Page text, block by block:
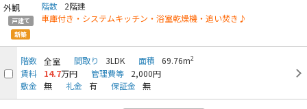
戸建て
新築
階数
2階建
車庫付き・システムキッチン・浴室乾燥機・追い焚き♪
階数 全室 間取り 3LDK 面積 69.76m2
賃料 14.7万円 管理費等
2,000円
敷金
無 礼金 有 保証金 無